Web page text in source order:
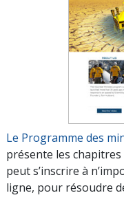
Le Programme des
présente les
peut s’inscrire à
ligne, pour résoudre